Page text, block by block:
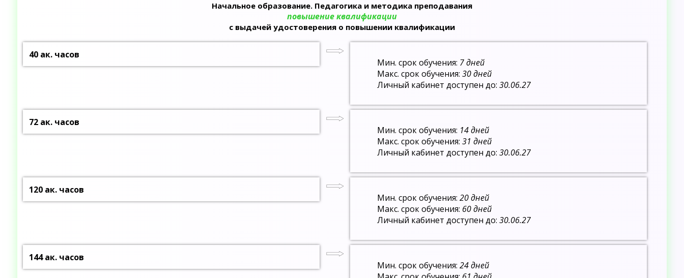
Начальное образование. Педагогика и методика преподавания
повышение квалификации
с выдачей удостоверения о повышении квалификации
40 ак. часов
Мин. срок обучения: 7 дней
Макс. срок обучения: 30 дней
Личный кабинет доступен до: 30.06.27
72 ак. часов
Мин. срок обучения: 14 дней
Макс. срок обучения: 31 дней
Личный кабинет доступен до: 30.06.27
120 ак. часов
Мин. срок обучения: 20 дней
Макс. срок обучения: 60 дней
Личный кабинет доступен до: 30.06.27
144 ак. часов
Мин. срок обучения: 24 дней